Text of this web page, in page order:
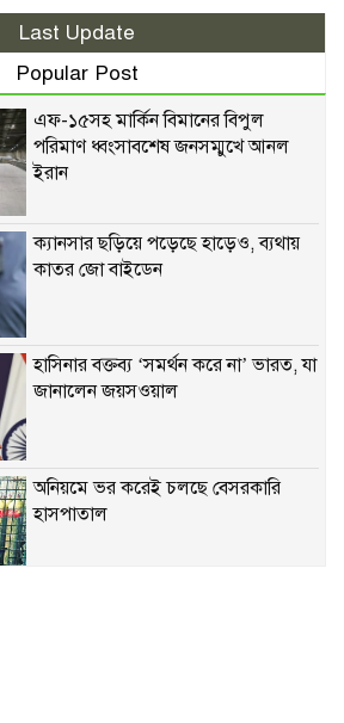
Last Update
Popular Post
এফ-১৫সহ মার্কিন বিমানের বিপুল
পরিমাণ ধ্বংসাবশেষ জনসম্মুখে আনল
ইরান
ক্যানসার ছড়িয়ে পড়েছে হাড়েও, ব্যথায়
কাতর জো বাইডেন
হাসিনার বক্তব্য ‘সমর্থন করে না’ ভারত, যা
জানালেন জয়সওয়াল
অনিয়মে ভর করেই চলছে বেসরকারি
হাসপাতাল